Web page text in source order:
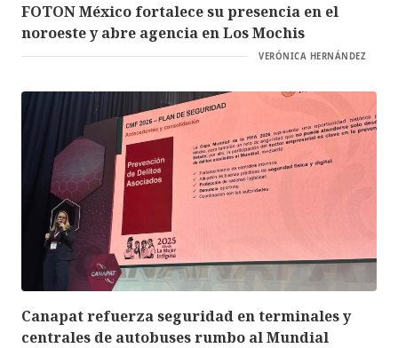
FOTON México fortalece su presencia en el
noroeste y abre agencia en Los Mochis
VERÓNICA HERNÁNDEZ
Canapat refuerza seguridad en terminales y
centrales de autobuses rumbo al Mundial